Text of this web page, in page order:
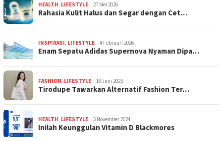
HEALTH LIFESTYLE 27 Mei 2026
Rahasia Kulit Halus dan Segar dengan Cet…
INSPIRASI LIFESTYLE 4 Februari 2026
Enam Sepatu Adidas Supernova Nyaman Dipa…
FASHION LIFESTYLE 18 Juni 2025
Tirodupe Tawarkan Alternatif Fashion Ter…
HEALTH LIFESTYLE 5 November 2024
Inilah Keunggulan Vitamin D Blackmores